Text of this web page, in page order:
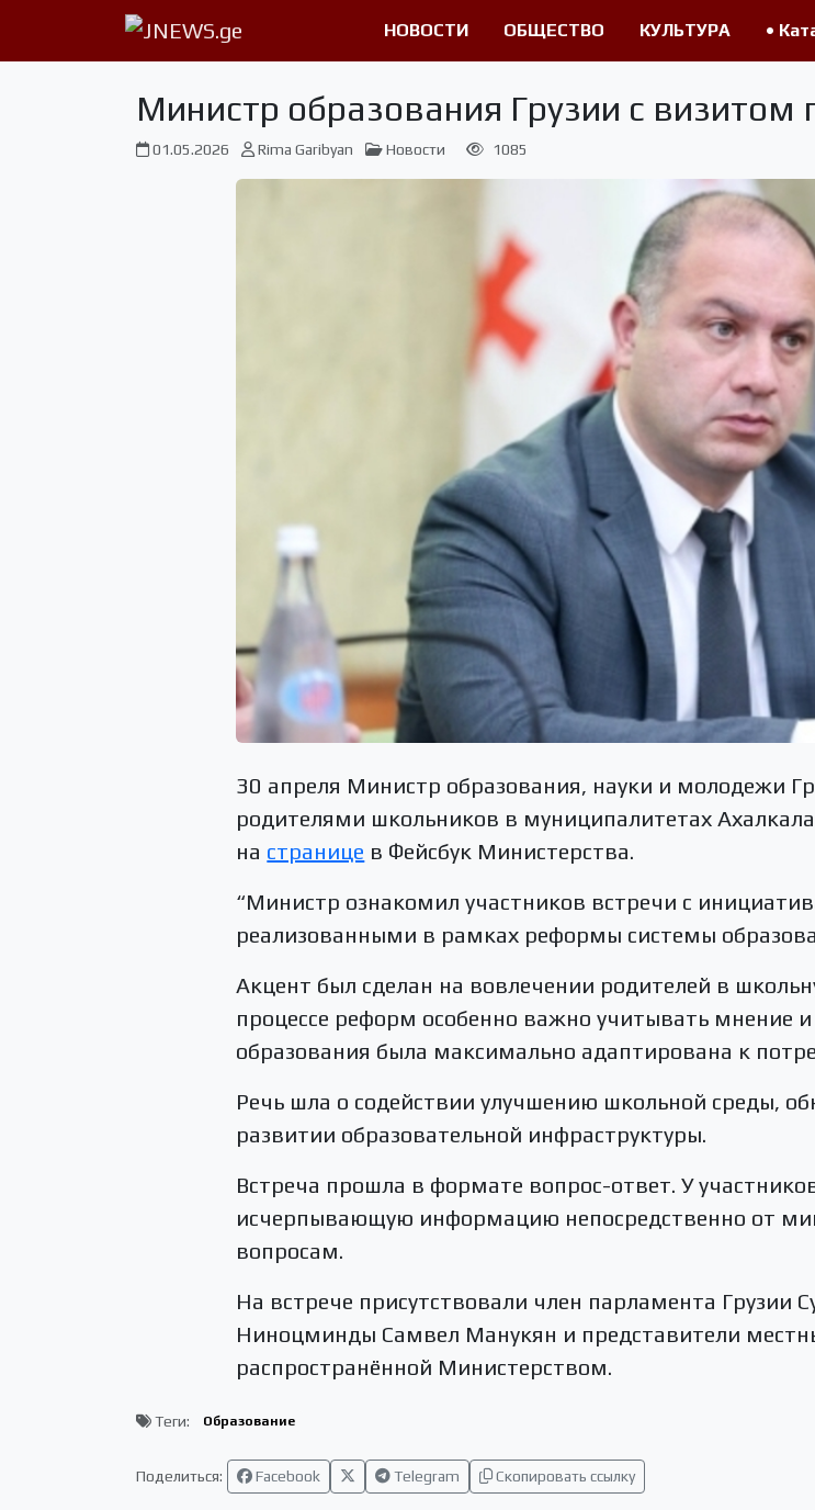
НОВОСТИ ОБЩЕСТВО КУЛЬТУРА •
Министр образования Грузии с визитом
01.05.2026 Rima Garibyan Новости 1085
30 апреля Министр образования, науки и молодежи
родителями школьников в муниципалитетах
на странице в Фейсбук Министерства.
“Министр ознакомил участников встречи с
реализованными в рамках реформы системы
Акцент был сделан на вовлечении родителей в
процессе реформ особенно важно учитывать мнение
образования была максимально адаптирована к
Речь шла о содействии улучшению школьной среды,
развитии образовательной инфраструктуры.
Встреча прошла в формате вопрос-ответ. У
исчерпывающую информацию непосредственно от
вопросам.
На встрече присутствовали член парламента Грузии
Ниноцминды Самвел Манукян и представители
распространённой Министерством.
Теги: Образование
Поделиться: Facebook Telegram Скопировать ссылку